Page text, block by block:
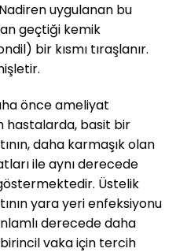
uygulanan bu
geçtiği kemik
bir kısmı tıraşlanır.
önce ameliyat
hastalarda, basit bir
daha karmaşık olan
ile aynı derecede
Üstelik
yara yeri enfeksiyonu
derecede daha
vaka için tercih